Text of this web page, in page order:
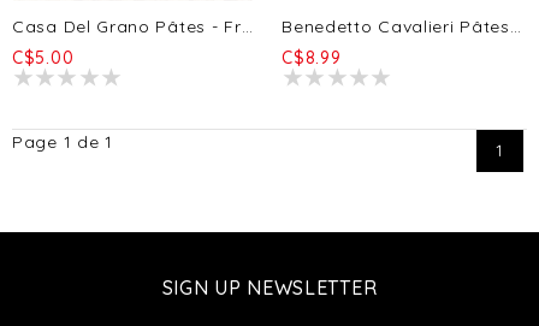
Casa Del Grano Pâtes - Fregola Taille Moyenne 500g
C$5.00
Benedetto Cavalieri Pâtes - Ruote Pazze 500g
C$8.99
Page 1 de 1 1
SIGN UP NEWSLETTER